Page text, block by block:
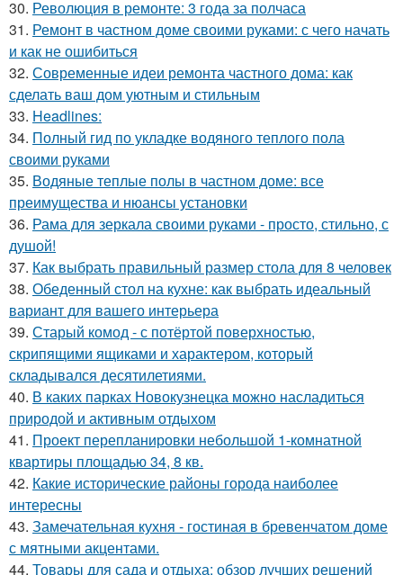
30. Революция в ремонте: 3 года за полчаса
31. Ремонт в частном доме своими руками: с чего начать
и как не ошибиться
32. Современные идеи ремонта частного дома: как
сделать ваш дом уютным и стильным
33. Headlines:
34. Полный гид по укладке водяного теплого пола
своими руками
35. Водяные теплые полы в частном доме: все
преимущества и нюансы установки
36. Рама для зеркала своими руками - просто, стильно, с
душой!
37. Как выбрать правильный размер стола для 8 человек
38. Обеденный стол на кухне: как выбрать идеальный
вариант для вашего интерьера
39. Старый комод - с потёртой поверхностью,
скрипящими ящиками и характером, который
складывался десятилетиями.
40. В каких парках Новокузнецка можно насладиться
природой и активным отдыхом
41. Проект перепланировки небольшой 1-комнатной
квартиры площадью 34, 8 кв.
42. Какие исторические районы города наиболее
интересны
43. Замечательная кухня - гостиная в бревенчатом доме
с мятными акцентами.
44. Товары для сада и отдыха: обзор лучших решений